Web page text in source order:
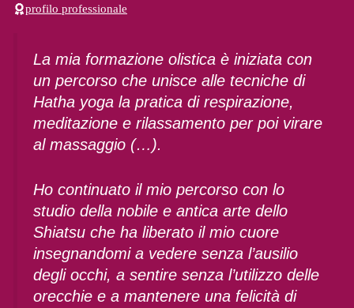
profilo professionale
La mia formazione olistica è iniziata con
un percorso che unisce alle tecniche di
Hatha yoga la pratica di respirazione,
meditazione e rilassamento per poi virare
al massaggio (…).
Ho continuato il mio percorso con lo
studio della nobile e antica arte dello
Shiatsu che ha liberato il mio cuore
insegnandomi a vedere senza l’ausilio
degli occhi, a sentire senza l’utilizzo delle
orecchie e a mantenere una felicità di